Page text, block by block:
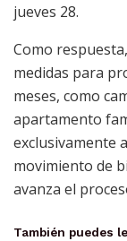
jueves 28.
Como
medidas para
meses, como
apartamento
exclusivamente
movimiento de
avanza el
También puedes